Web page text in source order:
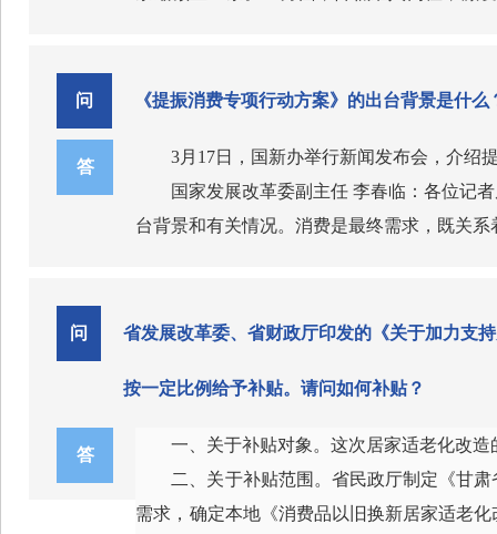
购等管理措施；取消有关地方设立的船舶设
措施，比如将“民用无人驾驶航空器运营合
使用“期货公司”字样。将重要工业产品许可
数量已由2018年版的151项缩减至106项，缩
问 《提振消费专项行动方案》的出台背景是什么
答
3月17日，国新办举行新闻发布会，介绍
国家发展改革委副主任 李春临：各位记
台背景和有关情况。消费是最终需求，既关
如说，商务部牵头推进的服务消费高质量发
高，新的市场空间还在不断地拓展。今天上
分满足、消费环境有待优化等问题仍客观存
中央经济工作会议、政府工作报告都把“
振消费专项行动。这些都体现了党中央对民
方案》，并报请以中办、国办名义印发。这
以高质量供给创造有效需求，以优化消费环
下一步，国家发展改革委将会同有关部
问 省发展改革委、省财政厅印发的《关于加力支
按一定比例给予补贴。请问如何补贴？
答
一、关于补贴对象。这次居家适老化改
二、关于补贴范围。省民政厅制定《甘
需求，确定本地《消费品以旧换新居家适老